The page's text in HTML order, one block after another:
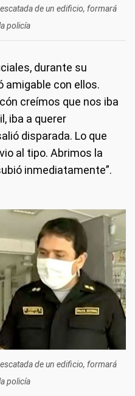
de un edificio, formará
policía
durante su
amigable con ellos.
creímos que nos iba
iba a querer
disparada. Lo que
al tipo. Abrimos la
inmediatamente”.
de un edificio, formará
policía